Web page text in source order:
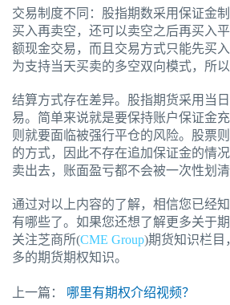
交易制度不同：股指期数采用保证金
买入再卖空，还可以卖空之后再买入
额现金交易，而且交易方式只能先买
为支持当天买卖的多空双向模式，所
结算方式存在差异。股指期货采用当
易。简单来说就是要保持账户保证金
则就要面临被强行平仓的风险。股票
的方式，因此不存在追加保证金的情
卖出去，账面盈亏都不会被一次性划清
通过对以上内容的了解，相信您已经
有哪些了。如果您还想了解更多关于
关注芝商所(CME Group)期货知识栏目
多的期货期权知识。
上一篇：
哪里有期权介绍视频？